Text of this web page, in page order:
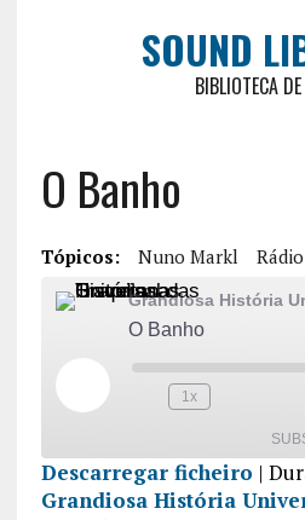
SOUND
BIBLIOTECA
O Banho
Tópicos: Nuno Markl
Grandiosa História
O Banho
1x
PARTILHA
Descarregar ficheiro |
Grandiosa História